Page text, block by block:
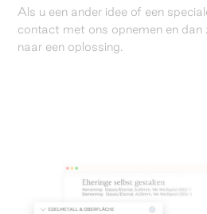
Als u een ander idee of een
contact met ons opnemen en dan
naar een oplossing.